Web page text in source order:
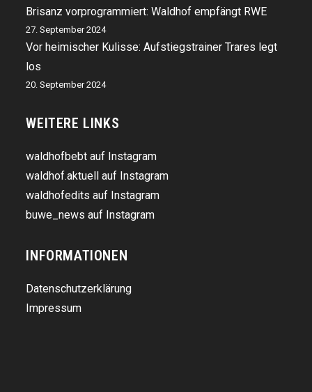
Brisanz vorprogrammiert: Waldhof empfängt RWE
27. September 2024
Vor heimischer Kulisse: Aufstiegstrainer Trares legt
los
20. September 2024
WEITERE LINKS
waldhofbebt auf Instagram
waldhof.aktuell auf Instagram
waldhofedits auf Instagram
buwe_news auf Instagram
INFORMATIONEN
Datenschutzerklärung
Impressum